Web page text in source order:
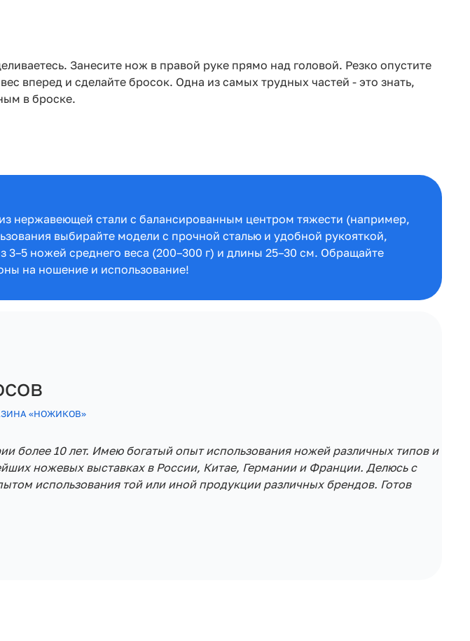
Занесите нож в правой руке прямо над головой. Резко опустите
вперед и сделайте бросок. Одна из самых трудных частей - это знать,
в броске.
нержавеющей стали с балансированным центром тяжести (например,
выбирайте модели с прочной сталью и удобной рукояткой,
ножей среднего веса (200–300 г) и длины 25–30 см. Обращайте
на ношение и использование!
«НОЖИКОВ»
более 10 лет. Имею богатый опыт использования ножей различных типов и
ножевых выставках в России, Китае, Германии и Франции. Делюсь с
использования той или иной продукции различных брендов. Готов